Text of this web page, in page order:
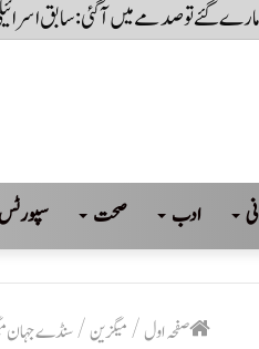
مارے گئے تو صدمے میں آگئی: سابق
ادب صحت
صفحہ اول /میگزین/سنڈے جہان میگزین 17 مئی